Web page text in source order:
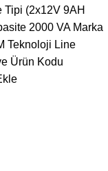
Tipi (2x12V 9AH
2000 VA Marka
Teknoloji Line
Ürün Kodu